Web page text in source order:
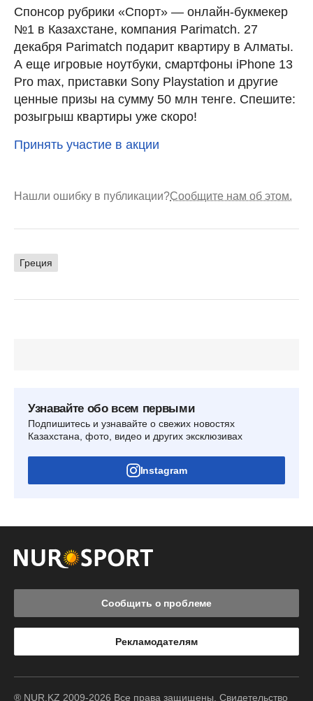
Спонсор рубрики «Спорт» — онлайн-букмекер
№1 в Казахстане, компания Parimatch. 27
декабря Parimatch подарит квартиру в Алматы.
А еще игровые ноутбуки, смартфоны iPhone 13
Pro max, приставки Sony Playstation и другие
ценные призы на сумму 50 млн тенге. Спешите:
розыгрыш квартиры уже скоро!
Принять участие в акции
Нашли ошибку в публикации?Сообщите нам об этом.
Греция
Узнавайте обо всем первыми
Подпишитесь и узнавайте о свежих новостях
Казахстана, фото, видео и других эксклюзивах
Instagram
Сообщить о проблеме
Рекламодателям
® NUR.KZ 2009-2026 Все права защищены. Свидетельство